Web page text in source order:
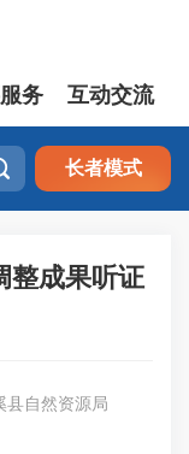
务 互动交流
长者模式
整成果听证
县自然资源局